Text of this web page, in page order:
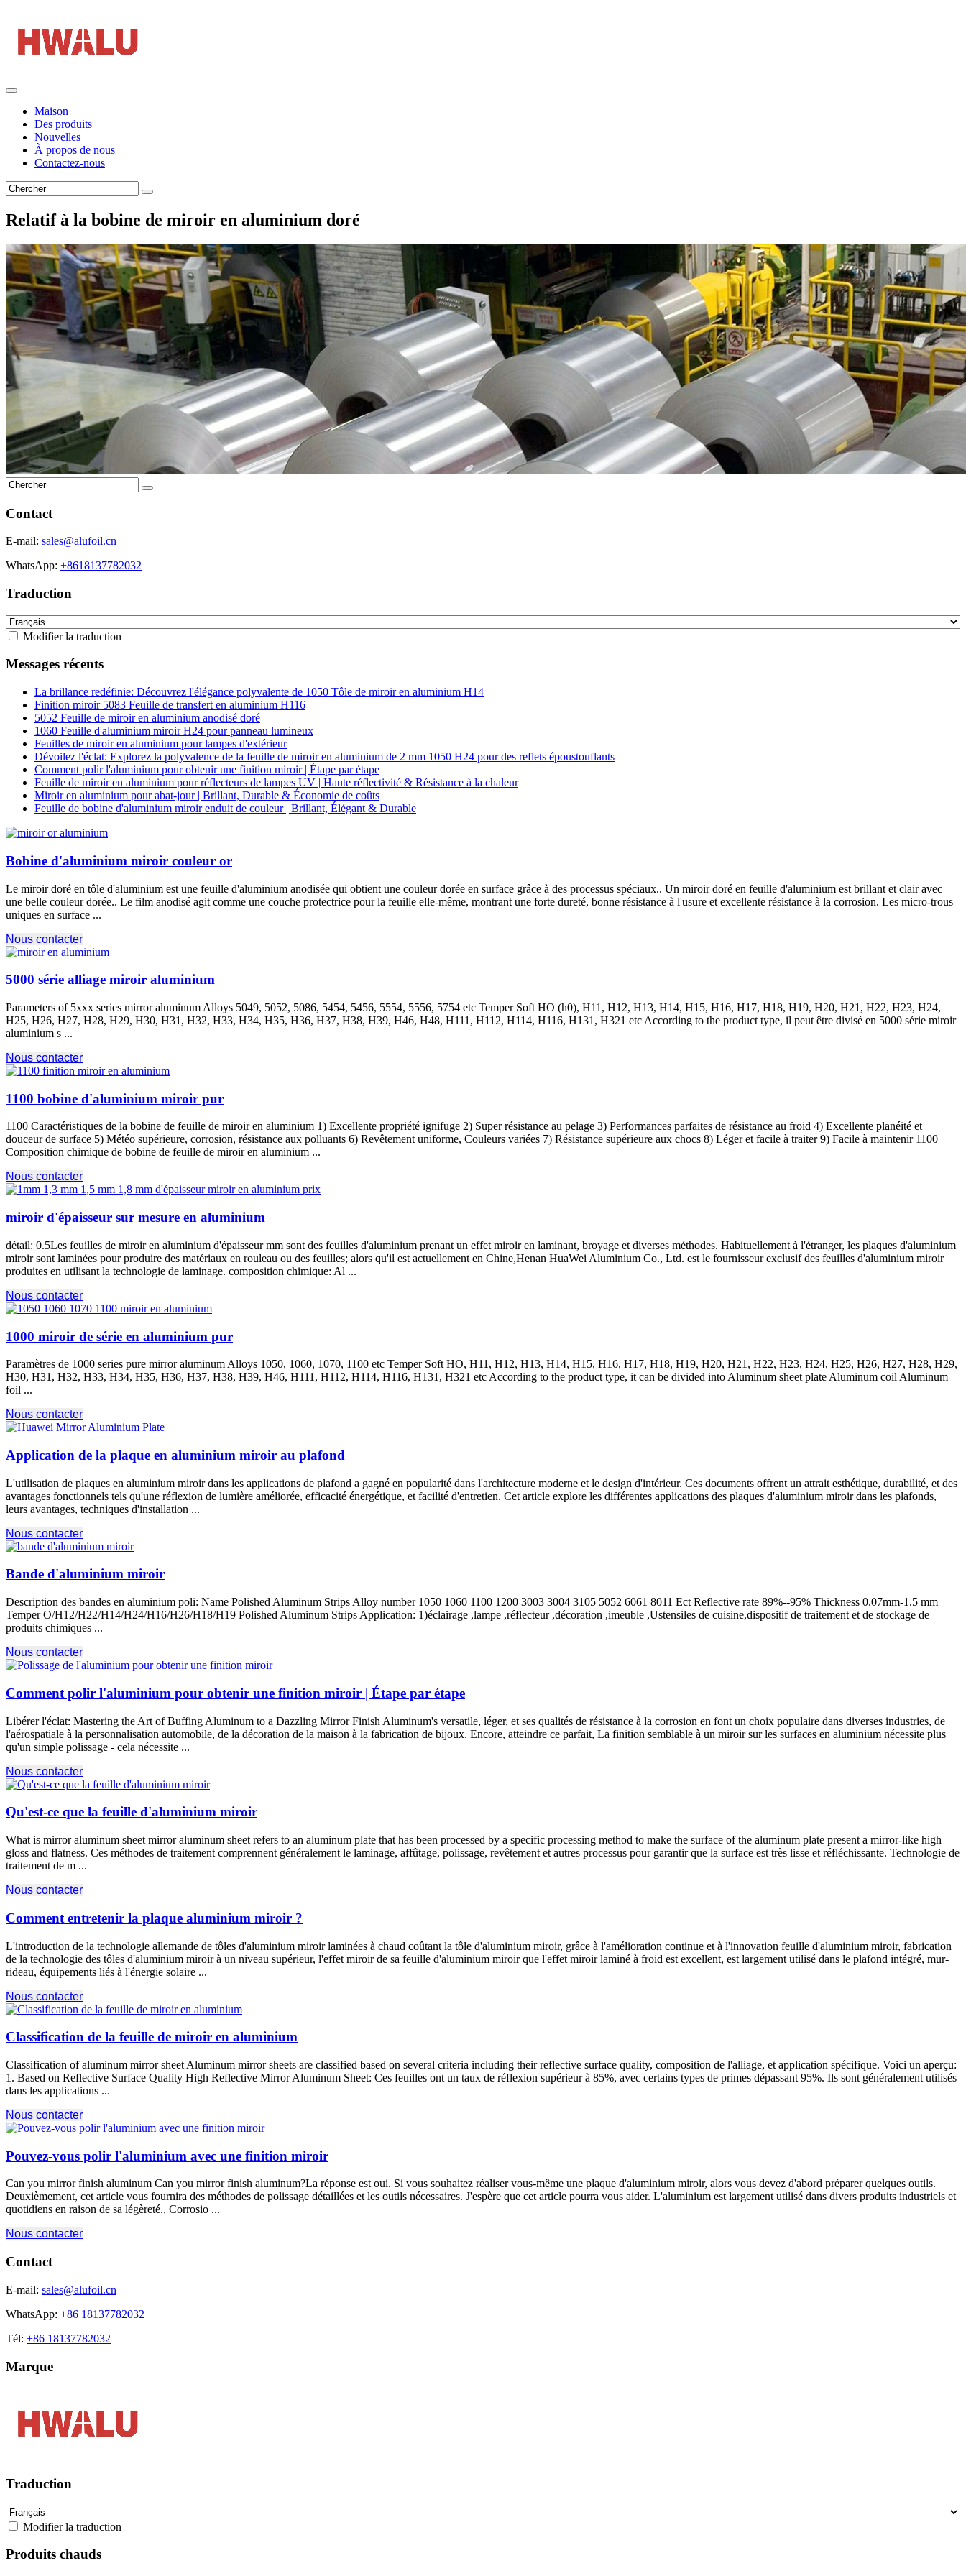
Maison
Des produits
Nouvelles
À propos de nous
Contactez-nous
Relatif à la bobine de miroir en aluminium doré
Contact
E-mail: sales@alufoil.cn
WhatsApp: +8618137782032
Traduction
Modifier la traduction
Messages récents
La brillance redéfinie: Découvrez l'élégance polyvalente de 1050 Tôle de miroir en aluminium H14
Finition miroir 5083 Feuille de transfert en aluminium H116
5052 Feuille de miroir en aluminium anodisé doré
1060 Feuille d'aluminium miroir H24 pour panneau lumineux
Feuilles de miroir en aluminium pour lampes d'extérieur
Dévoilez l'éclat: Explorez la polyvalence de la feuille de miroir en aluminium de 2 mm 1050 H24 pour des reflets époustouflants
Comment polir l'aluminium pour obtenir une finition miroir | Étape par étape
Feuille de miroir en aluminium pour réflecteurs de lampes UV | Haute réflectivité & Résistance à la chaleur
Miroir en aluminium pour abat-jour | Brillant, Durable & Économie de coûts
Feuille de bobine d'aluminium miroir enduit de couleur | Brillant, Élégant & Durable
Bobine d'aluminium miroir couleur or
Le miroir doré en tôle d'aluminium est une feuille d'aluminium anodisée qui obtient une couleur dorée en surface grâce à des processus spéciaux.. Un miroir doré en feuille d'aluminium est brillant et clair avec
une belle couleur dorée.. Le film anodisé agit comme une couche protectrice pour la feuille elle-même, montrant une forte dureté, bonne résistance à l'usure et excellente résistance à la corrosion. Les micro-trous
uniques en surface ...
Nous contacter
5000 série alliage miroir aluminium
Parameters of 5xxx series mirror aluminum Alloys 5049, 5052, 5086, 5454, 5456, 5554, 5556, 5754 etc Temper Soft HO (h0), H11, H12, H13, H14, H15, H16, H17, H18, H19, H20, H21, H22, H23, H24,
H25, H26, H27, H28, H29, H30, H31, H32, H33, H34, H35, H36, H37, H38, H39, H46, H48, H111, H112, H114, H116, H131, H321 etc According to the product type, il peut être divisé en 5000 série miroir
aluminium s ...
Nous contacter
1100 bobine d'aluminium miroir pur
1100 Caractéristiques de la bobine de feuille de miroir en aluminium 1) Excellente propriété ignifuge 2) Super résistance au pelage 3) Performances parfaites de résistance au froid 4) Excellente planéité et
douceur de surface 5) Météo supérieure, corrosion, résistance aux polluants 6) Revêtement uniforme, Couleurs variées 7) Résistance supérieure aux chocs 8) Léger et facile à traiter 9) Facile à maintenir 1100
Composition chimique de bobine de feuille de miroir en aluminium ...
Nous contacter
miroir d'épaisseur sur mesure en aluminium
détail: 0.5Les feuilles de miroir en aluminium d'épaisseur mm sont des feuilles d'aluminium prenant un effet miroir en laminant, broyage et diverses méthodes. Habituellement à l'étranger, les plaques d'aluminium
miroir sont laminées pour produire des matériaux en rouleau ou des feuilles; alors qu'il est actuellement en Chine,Henan HuaWei Aluminium Co., Ltd. est le fournisseur exclusif des feuilles d'aluminium miroir
produites en utilisant la technologie de laminage. composition chimique: Al ...
Nous contacter
1000 miroir de série en aluminium pur
Paramètres de 1000 series pure mirror aluminum Alloys 1050, 1060, 1070, 1100 etc Temper Soft HO, H11, H12, H13, H14, H15, H16, H17, H18, H19, H20, H21, H22, H23, H24, H25, H26, H27, H28, H29,
H30, H31, H32, H33, H34, H35, H36, H37, H38, H39, H46, H111, H112, H114, H116, H131, H321 etc According to the product type, it can be divided into Aluminum sheet plate Aluminum coil Aluminum
foil ...
Nous contacter
Application de la plaque en aluminium miroir au plafond
L'utilisation de plaques en aluminium miroir dans les applications de plafond a gagné en popularité dans l'architecture moderne et le design d'intérieur. Ces documents offrent un attrait esthétique, durabilité, et des
avantages fonctionnels tels qu'une réflexion de lumière améliorée, efficacité énergétique, et facilité d'entretien. Cet article explore les différentes applications des plaques d'aluminium miroir dans les plafonds,
leurs avantages, techniques d'installation ...
Nous contacter
Bande d'aluminium miroir
Description des bandes en aluminium poli: Name Polished Aluminum Strips Alloy number1050 1060 1100 1200 3003 3004 3105 5052 6061 8011 Ect Reflective rate 89%--95% Thickness 0.07mm-1.5 mm
Temper O/H12/H22/H14/H24/H16/H26/H18/H19 Polished Aluminum Strips Application: 1)éclairage ,lampe ,réflecteur ,décoration ,imeuble ,Ustensiles de cuisine,dispositif de traitement et de stockage de
produits chimiques ...
Nous contacter
Comment polir l'aluminium pour obtenir une finition miroir | Étape par étape
Libérer l'éclat: Mastering the Art of Buffing Aluminum to a Dazzling Mirror Finish Aluminum's versatile, léger, et ses qualités de résistance à la corrosion en font un choix populaire dans diverses industries, de
l'aérospatiale à la personnalisation automobile, de la décoration de la maison à la fabrication de bijoux. Encore, atteindre ce parfait, La finition semblable à un miroir sur les surfaces en aluminium nécessite plus
qu'un simple polissage - cela nécessite ...
Nous contacter
Qu'est-ce que la feuille d'aluminium miroir
What is mirror aluminum sheet mirror aluminum sheet refers to an aluminum plate that has been processed by a specific processing method to make the surface of the aluminum plate present a mirror-like high
gloss and flatness. Ces méthodes de traitement comprennent généralement le laminage, affûtage, polissage, revêtement et autres processus pour garantir que la surface est très lisse et réfléchissante. Technologie de
traitement de m ...
Nous contacter
Comment entretenir la plaque aluminium miroir ?
L'introduction de la technologie allemande de tôles d'aluminium miroir laminées à chaud coûtant la tôle d'aluminium miroir, grâce à l'amélioration continue et à l'innovation feuille d'aluminium miroir, fabrication
de la technologie des tôles d'aluminium miroir à un niveau supérieur, l'effet miroir de sa feuille d'aluminium miroir que l'effet miroir laminé à froid est excellent, est largement utilisé dans le plafond intégré, mur-
rideau, équipements liés à l'énergie solaire ...
Nous contacter
Classification de la feuille de miroir en aluminium
Classification of aluminum mirror sheet Aluminum mirror sheets are classified based on several criteria including their reflective surface quality, composition de l'alliage, et application spécifique. Voici un aperçu:
1. Based on Reflective Surface Quality High Reflective Mirror Aluminum Sheet: Ces feuilles ont un taux de réflexion supérieur à 85%, avec certains types de primes dépassant 95%. Ils sont généralement utilisés
dans les applications ...
Nous contacter
Pouvez-vous polir l'aluminium avec une finition miroir
Can you mirror finish aluminum Can you mirror finish aluminum?La réponse est oui. Si vous souhaitez réaliser vous-même une plaque d'aluminium miroir, alors vous devez d'abord préparer quelques outils.
Deuxièmement, cet article vous fournira des méthodes de polissage détaillées et les outils nécessaires. J'espère que cet article pourra vous aider. L'aluminium est largement utilisé dans divers produits industriels et
quotidiens en raison de sa légèreté., Corrosio ...
Nous contacter
Contact
E-mail: sales@alufoil.cn
WhatsApp: +86 18137782032
Tél: +86 18137782032
Marque
Traduction
Modifier la traduction
Produits chauds